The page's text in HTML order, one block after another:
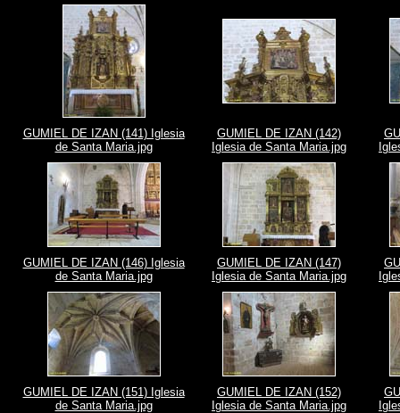
GUMIEL DE IZAN (141) Iglesia
de Santa Maria.jpg
GUMIEL DE IZAN (142)
Iglesia de Santa Maria.jpg
GUMIEL DE IZAN (146) Iglesia
de Santa Maria.jpg
GUMIEL DE IZAN (147)
Iglesia de Santa Maria.jpg
GUMIEL DE IZAN (151) Iglesia
de Santa Maria.jpg
GUMIEL DE IZAN (152)
Iglesia de Santa Maria.jpg